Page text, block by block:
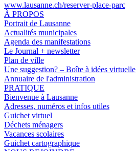
www.lausanne.ch/reserver-place-parc
À PROPOS
Portrait de Lausanne
Actualités municipales
Agenda des manifestations
Le Journal + newsletter
Plan de ville
Une suggestion? – Boîte à idées virtuelle
Annuaire de l'administration
PRATIQUE
Bienvenue à Lausanne
Adresses, numéros et infos utiles
Guichet virtuel
Déchets ménagers
Vacances scolaires
Guichet cartographique